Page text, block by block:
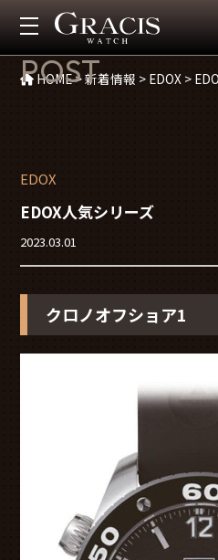
投稿
POST
HOME>新着情報 > EDOX >
EDOX
EDOX人気シリーズ
2023.03.01
クロノオフショア1